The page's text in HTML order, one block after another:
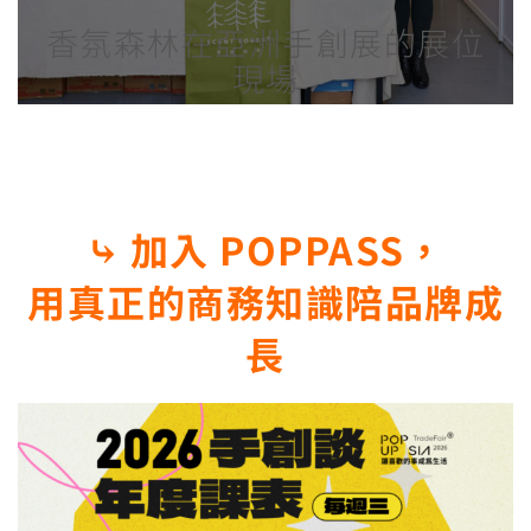
香氛森林在亞洲手創展的展位
現場
⤷ 加入 POPPASS，
用真正的商務知識陪品牌成
長